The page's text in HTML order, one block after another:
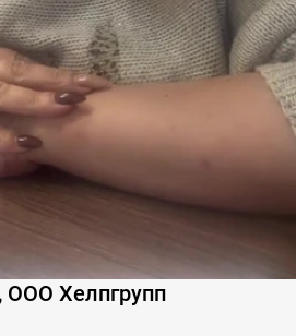
ООО Хелпгрупп